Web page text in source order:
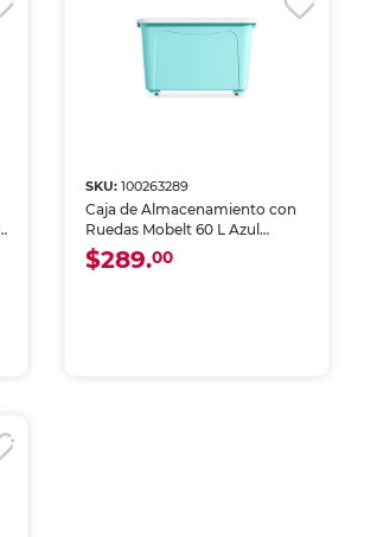
SKU: 100263289
Caja de Almacenamiento con
Ruedas Mobelt 60 L Azul
Celeste
$289.00